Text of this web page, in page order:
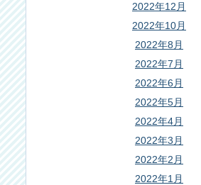
2022年12月
2022年10月
2022年8月
2022年7月
2022年6月
2022年5月
2022年4月
2022年3月
2022年2月
2022年1月